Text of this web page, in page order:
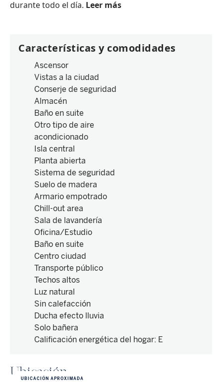
durante todo el día. Leer más
Características y comodidades
Ascensor
Vistas a la ciudad
Conserje de seguridad
Almacén
Baño en suite
Otro tipo de aire
acondicionado
Isla central
Planta abierta
Sistema de seguridad
Suelo de madera
Armario empotrado
Chill-out area
Sala de lavandería
Oficina/Estudio
Baño en suite
Centro ciudad
Transporte público
Techos altos
Luz natural
Sin calefacción
Ducha efecto lluvia
Solo bañera
Calificación energética del hogar: E
Ubicación
UBICACIÓN APROXIMADA